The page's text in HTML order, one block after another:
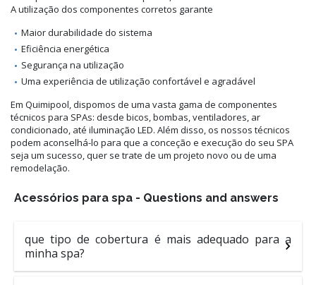
A utilização dos componentes corretos garante
Maior durabilidade do sistema
Eficiência energética
Segurança na utilização
Uma experiência de utilização confortável e agradável
Em Quimipool, dispomos de uma vasta gama de componentes
técnicos para SPAs: desde bicos, bombas, ventiladores, ar
condicionado, até iluminação LED. Além disso, os nossos técnicos
podem aconselhá-lo para que a conceção e execução do seu SPA
seja um sucesso, quer se trate de um projeto novo ou de uma
remodelação.
Acessórios para spa - Questions and answers
que tipo de cobertura é mais adequado para a
minha spa?